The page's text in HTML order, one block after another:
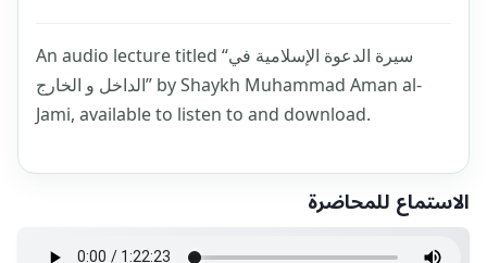
An audio lecture titled “سيرة الدعوة الإسلامية في
الداخل و الخارج” by Shaykh Muhammad Aman al-
Jami, available to listen to and download.
الاستماع للمحاضرة